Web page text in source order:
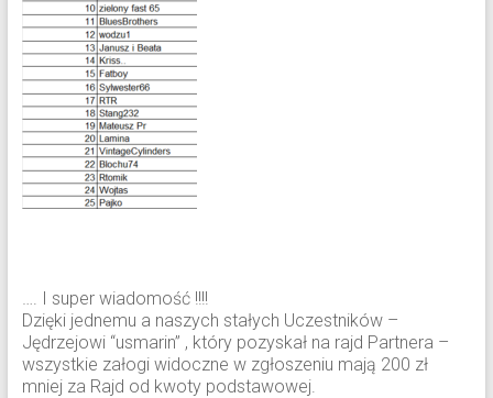
…. I super wiadomość !!!!
Dzięki jednemu a naszych stałych Uczestników –
Jędrzejowi “usmarin” , który pozyskał na rajd Partnera –
wszystkie załogi widoczne w zgłoszeniu mają 200 zł
mniej za Rajd od kwoty podstawowej.